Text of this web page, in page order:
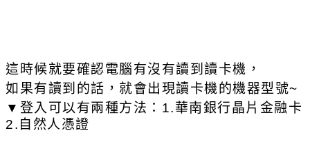
這時候就要確認電腦有沒有讀到讀卡機，
如果有讀到的話，就會出現讀卡機的機器型號~
▼登入可以有兩種方法：1.華南銀行晶片金融卡
2.自然人憑證